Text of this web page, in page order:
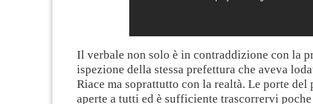
Il verbale non solo è in contraddizione con la
ispezione della stessa prefettura che aveva
Riace ma soprattutto con la realtà. Le porte del
aperte a tutti ed è sufficiente trascorrervi